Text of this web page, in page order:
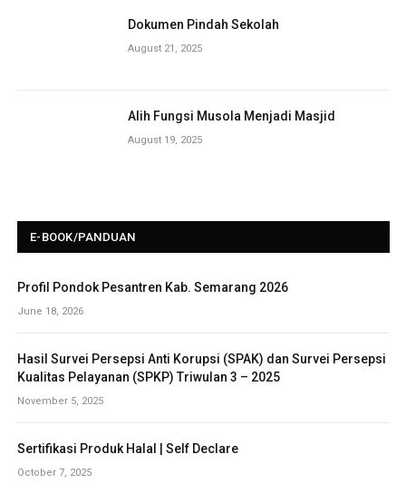
Dokumen Pindah Sekolah
August 21, 2025
Alih Fungsi Musola Menjadi Masjid
August 19, 2025
E-BOOK/PANDUAN
Profil Pondok Pesantren Kab. Semarang 2026
June 18, 2026
Hasil Survei Persepsi Anti Korupsi (SPAK) dan Survei Persepsi
Kualitas Pelayanan (SPKP) Triwulan 3 – 2025
November 5, 2025
Sertifikasi Produk Halal | Self Declare
October 7, 2025